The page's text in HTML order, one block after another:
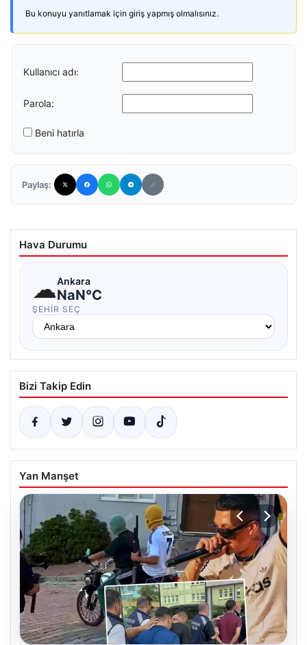
Bu konuyu yanıtlamak için giriş yapmış olmalısınız.
Kullanıcı adı:
Parola:
Beni hatırla
Paylaş:
Hava Durumu
☁Ankara
NaN°C
ŞEHIR SEÇ
Bizi Takip Edin
Yan Manşet